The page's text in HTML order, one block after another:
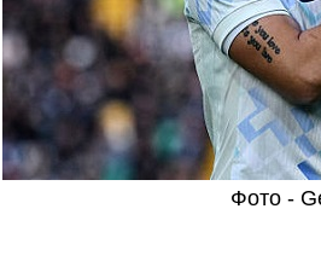
Фото -